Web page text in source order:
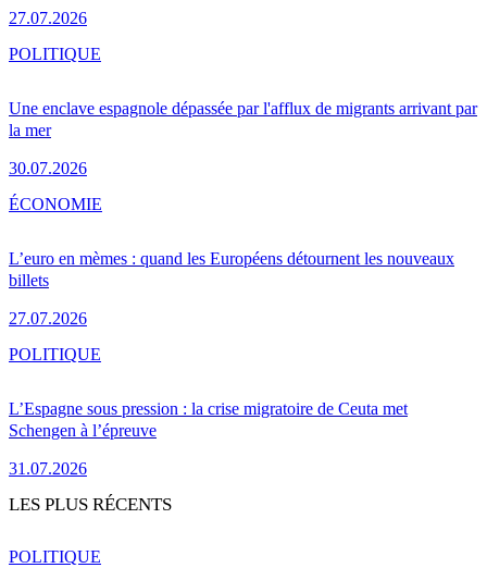
27.07.2026
Une enclave espagnole dépassée par l'afflux de migrants arrivant par
la mer
30.07.2026
POLITIQUE
L’euro en mèmes : quand les Européens détournent les nouveaux
billets
27.07.2026
ÉCONOMIE
L’Espagne sous pression : la crise migratoire de Ceuta met
Schengen à l’épreuve
31.07.2026
POLITIQUE
LES PLUS RÉCENTS
POLITIQUE